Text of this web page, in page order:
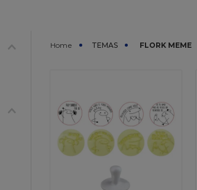
TEMAS FLORK MEME
9º
caixa kraft
10º chocolate